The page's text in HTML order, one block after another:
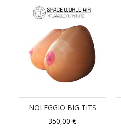
NOLEGGIO BIG TITS
350,00 €